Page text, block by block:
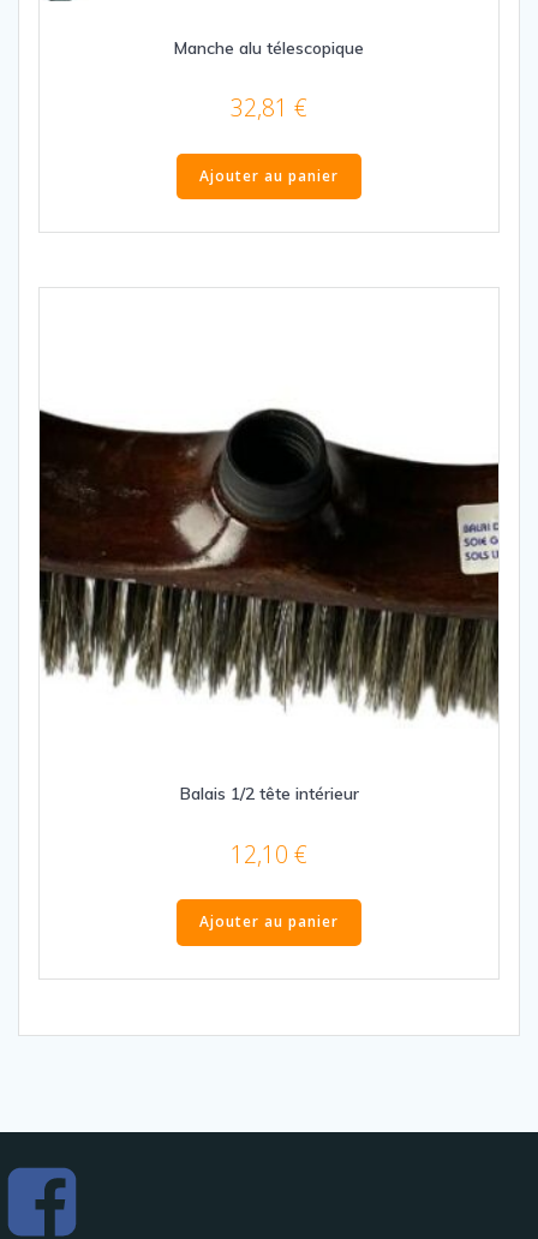
Manche alu télescopique
32,81 €
Ajouter au panier
Balais 1/2 tête intérieur
12,10 €
Ajouter au panier